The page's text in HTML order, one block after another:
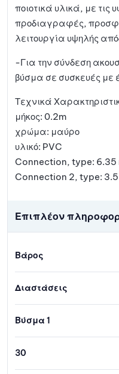
ποιοτικά υλικά, με τις
προδιαγραφές,
λειτουργία υψηλής
-Για την σύνδεση
βύσμα σε συσκευές με
Τεχνικά
μήκος: 0.2m
χρώμα: μαύρο
υλικό: PVC
Connection, type: 6.35
Connection 2, type:
Επιπλέον
Βάρος
Διαστάσεις
Βύσμα 1
30